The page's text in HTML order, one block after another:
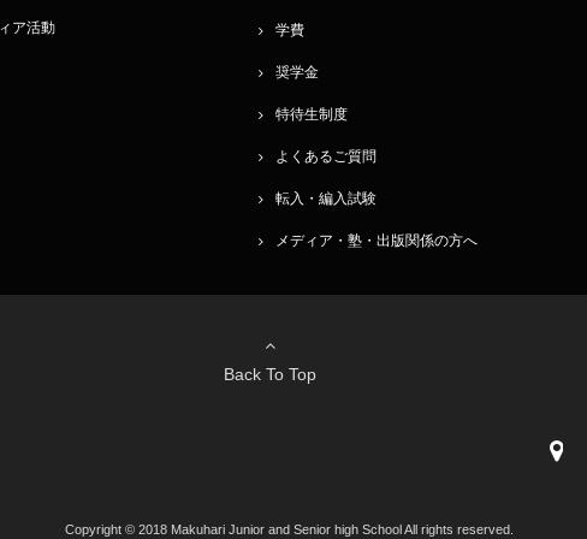
ア活動 学費
奨学金
特待生制度
よくあるご質問
転入・編入試験
メディア・塾・出版関係の方へ
Back To Top
Copyright © 2018 Makuhari Junior and Senior high School All rights reserved.